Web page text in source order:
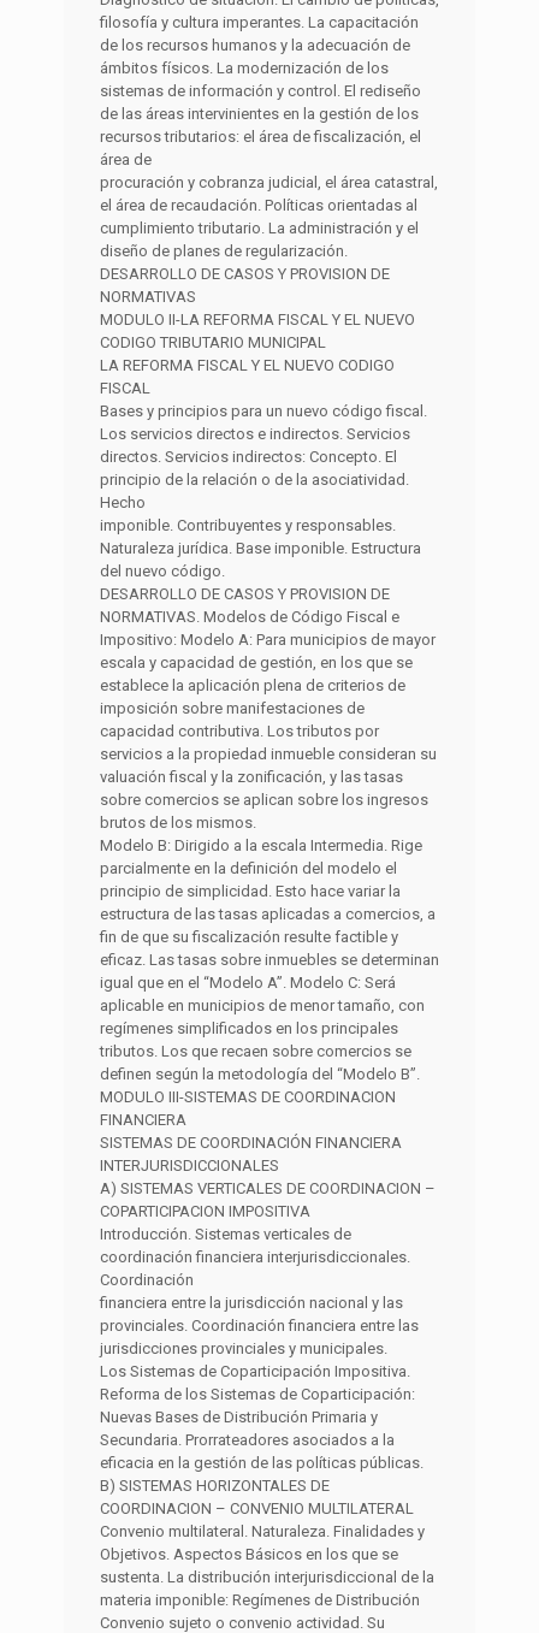
filosofía y cultura imperantes. La capacitación
de los recursos humanos y la adecuación de
ámbitos físicos. La modernización de los
sistemas de información y control. El rediseño
de las áreas intervinientes en la gestión de los
recursos tributarios: el área de fiscalización, el
área de
procuración y cobranza judicial, el área catastral,
el área de recaudación. Políticas orientadas al
cumplimiento tributario. La administración y el
diseño de planes de regularización.
DESARROLLO DE CASOS Y PROVISION DE
NORMATIVAS
MODULO II-LA REFORMA FISCAL Y EL NUEVO
CODIGO TRIBUTARIO MUNICIPAL
LA REFORMA FISCAL Y EL NUEVO CODIGO
FISCAL
Bases y principios para un nuevo código fiscal.
Los servicios directos e indirectos. Servicios
directos. Servicios indirectos: Concepto. El
principio de la relación o de la asociatividad.
Hecho
imponible. Contribuyentes y responsables.
Naturaleza jurídica. Base imponible. Estructura
del nuevo código.
DESARROLLO DE CASOS Y PROVISION DE
NORMATIVAS. Modelos de Código Fiscal e
Impositivo: Modelo A: Para municipios de mayor
escala y capacidad de gestión, en los que se
establece la aplicación plena de criterios de
imposición sobre manifestaciones de
capacidad contributiva. Los tributos por
servicios a la propiedad inmueble consideran su
valuación fiscal y la zonificación, y las tasas
sobre comercios se aplican sobre los ingresos
brutos de los mismos.
Modelo B: Dirigido a la escala Intermedia. Rige
parcialmente en la definición del modelo el
principio de simplicidad. Esto hace variar la
estructura de las tasas aplicadas a comercios, a
fin de que su fiscalización resulte factible y
eficaz. Las tasas sobre inmuebles se determinan
igual que en el “Modelo A”. Modelo C: Será
aplicable en municipios de menor tamaño, con
regímenes simplificados en los principales
tributos. Los que recaen sobre comercios se
definen según la metodología del “Modelo B”.
MODULO III-SISTEMAS DE COORDINACION
FINANCIERA
SISTEMAS DE COORDINACIÓN FINANCIERA
INTERJURISDICCIONALES
A) SISTEMAS VERTICALES DE COORDINACION –
COPARTICIPACION IMPOSITIVA
Introducción. Sistemas verticales de
coordinación financiera interjurisdiccionales.
Coordinación
financiera entre la jurisdicción nacional y las
provinciales. Coordinación financiera entre las
jurisdicciones provinciales y municipales.
Los Sistemas de Coparticipación Impositiva.
Reforma de los Sistemas de Coparticipación:
Nuevas Bases de Distribución Primaria y
Secundaria. Prorrateadores asociados a la
eficacia en la gestión de las políticas públicas.
B) SISTEMAS HORIZONTALES DE
COORDINACION – CONVENIO MULTILATERAL
Convenio multilateral. Naturaleza. Finalidades y
Objetivos. Aspectos Básicos en los que se
sustenta. La distribución interjurisdiccional de la
materia imponible: Regímenes de Distribución
Convenio sujeto o convenio actividad. Su